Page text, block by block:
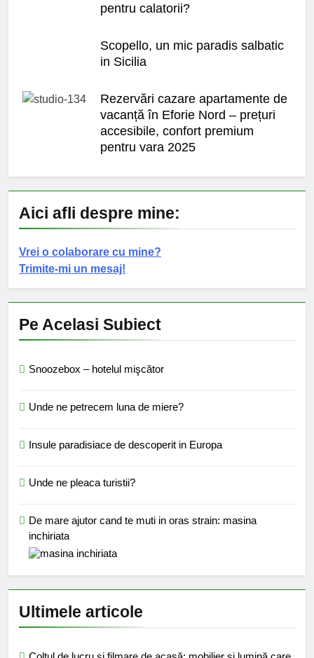
pentru calatorii?
Scopello, un mic paradis salbatic
in Sicilia
Rezervări cazare apartamente de
vacanță în Eforie Nord – prețuri
accesibile, confort premium
pentru vara 2025
Aici afli despre mine:
Vrei o colaborare cu mine?
Trimite-mi un mesaj!
Pe Acelasi Subiect
Snoozebox – hotelul mişcător
Unde ne petrecem luna de miere?
Insule paradisiace de descoperit in Europa
Unde ne pleaca turistii?
De mare ajutor cand te muti in oras strain: masina
inchiriata
Ultimele articole